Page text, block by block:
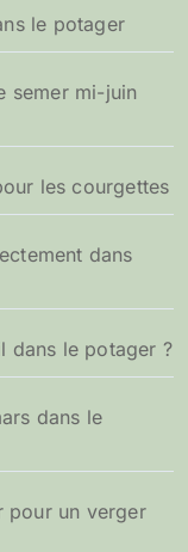
le potager
semer mi-juin
les courgettes
dans
dans le potager ?
dans le
pour un verger